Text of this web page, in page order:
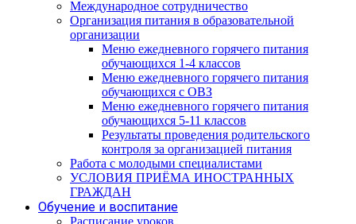
Международное сотрудничество
Организация питания в образовательной
организации
Меню ежедневного горячего питания
обучающихся 1-4 классов
Меню ежедневного горячего питания
обучающихся с ОВЗ
Меню ежедневного горячего питания
обучающихся 5-11 классов
Результаты проведения родительского
контроля за организацией питания
Работа с молодыми специалистами
УСЛОВИЯ ПРИЁМА ИНОСТРАННЫХ
ГРАЖДАН
Обучение и воспитание
Расписание уроков